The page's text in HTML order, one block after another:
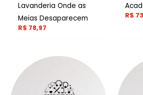
Lavanderia Onde as
Meias Desaparecem
R$ 78,97
R$